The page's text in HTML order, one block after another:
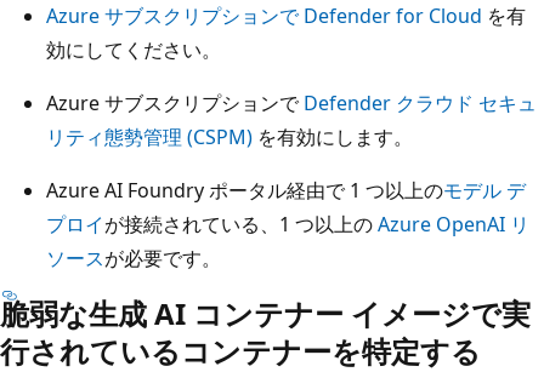
Azure サブスクリプションで Defender for Cloud を有
効にしてください。
Azure サブスクリプションでDefender クラウド セキュ
リティ態勢管理 (CSPM) を有効にします。
Azure AI Foundry ポータル経由で 1 つ以上のモデル デ
プロイが接続されている、1 つ以上のAzure OpenAI リ
ソースが必要です。
脆弱な生成 AI コンテナー イメージで実
行されているコンテナーを特定する